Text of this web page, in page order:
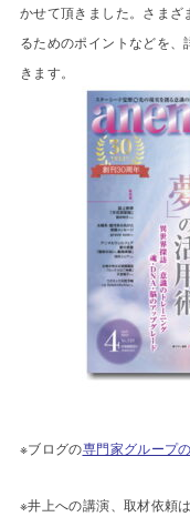
かせて頂きました。さま
るためのポイントなどを、
きます。
※ブログの専門家グループ
※井上への講演、取材依頼は